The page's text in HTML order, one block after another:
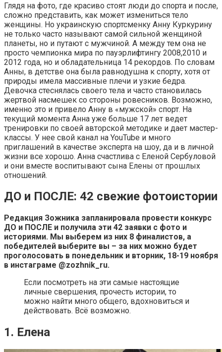
Глядя на фото, где красиво стоят люди до спорта и после,
сложно представить, как может измениться тело
женщины. Но украинскую спортсменку Анну Куркурину
не только часто называют самой сильной женщиной
планеты, но и путают с мужчиной. А между тем она не
просто чемпионка мира по пауэрлифтингу 2008,2010 и
2012 года, но и обладательница 14 рекордов. По словам
Анны, в детстве она была равнодушна к спорту, хотя от
природы имела массивные плечи и узкие бедра.
Девочка стеснялась своего тела и часто становилась
жертвой насмешек со стороны ровесников. Возможно,
именно это и привело Анну в «мужской» спорт. На
текущий момента Анна уже больше 17 лет ведет
тренировки по своей авторской методике и дает мастер-
классы. У нее свой канал на YouTube и много
приглашений в качестве эксперта на шоу, да и в личной
жизни все хорошо. Анна счастлива с Еленой Сербуловой
и они вместе воспитывают сына Елены от прошлых
отношений.
ДО и ПОСЛЕ: 42 свежие фотоистории
Редакция Зожника запланировала провести конкурс
ДО и ПОСЛЕ и получила эти 42 заявки с фото и
историями. Мы выберем из них 8 финалистов, а
победителей выберите вы – за них можно будет
проголосовать в понедельник и вторник, 18-19 ноября
в инстаграме @zozhnik_ru.
Если посмотреть на эти самые настоящие
личные свершения, прочесть истории, то
можно найти много общего, вдохновиться и
действовать. Всё возможно.
1. Елена